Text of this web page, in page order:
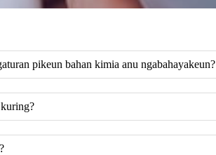
pikeun bahan kimia anu ngabahayakeun?